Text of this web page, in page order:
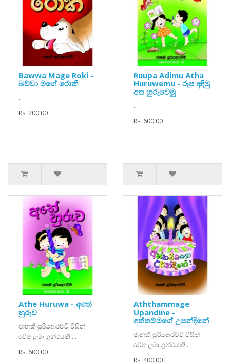
Bawwa Mage Roki -
බව්වා මගේ රොකී
..
Rs. 200.00
Ruupa Adimu Atha
Huruwemu - රූප අඳිමු
අත හුරුවෙමු
..
Rs. 600.00
Athe Huruwa - අතේ
හුරුව
ජානකී සූරියආරච්චි විසින්
රචිත ළමා ග්‍රන්ථයකි....
Rs. 600.00
Aththammage
Upandine -
අත්තම්මගේ උපන්දිනේ
ජානකී සූරියආරච්චි විසින්
රචිත ළමා ග්‍රන්ථයකි...
Rs. 400.00